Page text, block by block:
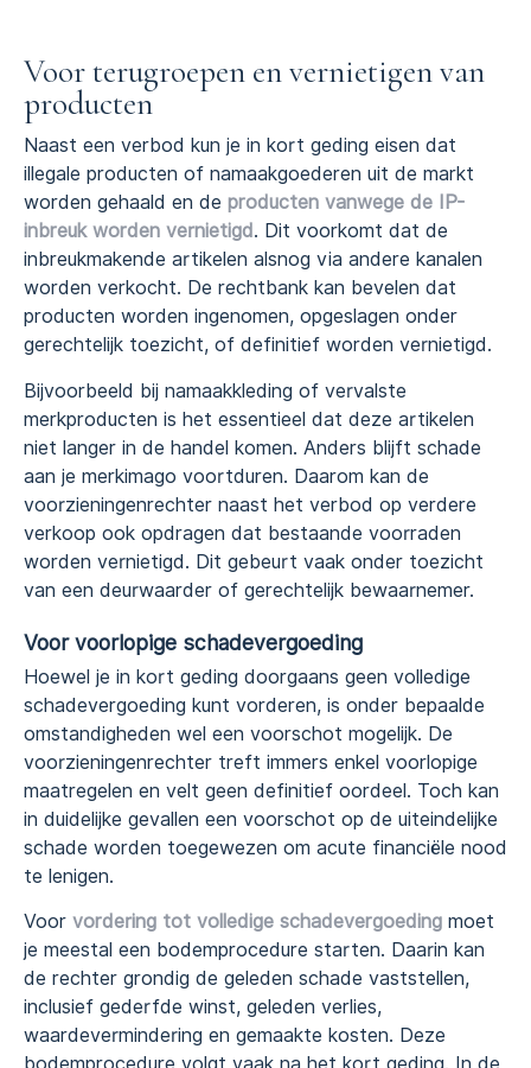
Voor terugroepen en vernietigen van
producten
Naast een verbod kun je in kort geding eisen dat
illegale producten of namaakgoederen uit de markt
worden gehaald en de producten vanwege de IP-
inbreuk worden vernietigd. Dit voorkomt dat de
inbreukmakende artikelen alsnog via andere kanalen
worden verkocht. De rechtbank kan bevelen dat
producten worden ingenomen, opgeslagen onder
gerechtelijk toezicht, of definitief worden vernietigd.
Bijvoorbeeld bij namaakkleding of vervalste
merkproducten is het essentieel dat deze artikelen
niet langer in de handel komen. Anders blijft schade
aan je merkimago voortduren. Daarom kan de
voorzieningenrechter naast het verbod op verdere
verkoop ook opdragen dat bestaande voorraden
worden vernietigd. Dit gebeurt vaak onder toezicht
van een deurwaarder of gerechtelijk bewaarnemer.
Voor voorlopige schadevergoeding
Hoewel je in kort geding doorgaans geen volledige
schadevergoeding kunt vorderen, is onder bepaalde
omstandigheden wel een voorschot mogelijk. De
voorzieningenrechter treft immers enkel voorlopige
maatregelen en velt geen definitief oordeel. Toch kan
in duidelijke gevallen een voorschot op de uiteindelijke
schade worden toegewezen om acute financiële nood
te lenigen.
Voor vordering tot volledige schadevergoeding moet
je meestal een bodemprocedure starten. Daarin kan
de rechter grondig de geleden schade vaststellen,
inclusief gederfde winst, geleden verlies,
waardevermindering en gemaakte kosten. Deze